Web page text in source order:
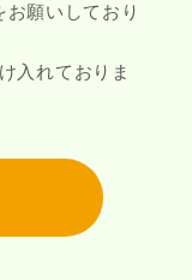
願いしており
入れておりま